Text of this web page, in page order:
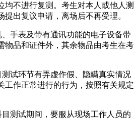
均不进行复测。考生对本人或他人测
出复议申请，离场后不再受理。
表及带有通讯功能的电子设备带
物品和证件外，其余物品由考生在考
环节有弄虚作假、隐瞒真实情况
工作正常进行的行为，按照有关规定
试期间，要服从现场工作人员的